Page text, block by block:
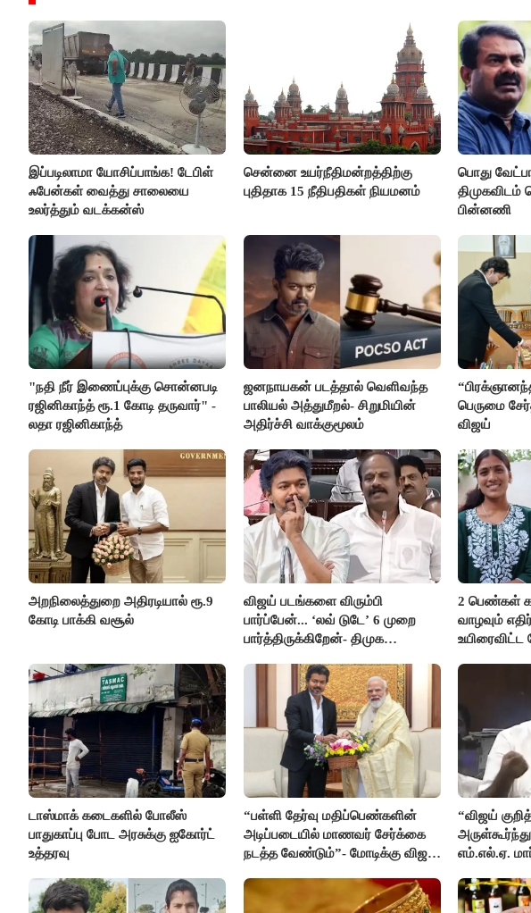
இப்படிலாமா யோசிப்பாங்க! டேபிள்
ஃபேன்கள் வைத்து சாலையை
உலர்த்தும் வடக்கன்ஸ்
சென்னை உயர்நீதிமன்றத்திற்கு
புதிதாக 15 நீதிபதிகள் நியமனம்
பொது
திமுகவிடம்
பின்னணி
"நதி நீர் இணைப்புக்கு சொன்னபடி
ரஜினிகாந்த் ரூ.1 கோடி தருவார்" -
லதா ரஜினிகாந்த்
ஜனநாயகன் படத்தால் வெளிவந்த
பாலியல் அத்துமீறல்- சிறுமியின்
அதிர்ச்சி வாக்குமூலம்
பெருமை
விஜய்
அறநிலைத்துறை அதிரடியால் ரூ.9
கோடி பாக்கி வசூல்
விஜய் படங்களை விரும்பி
பார்ப்பேன்... ‘லவ் டுடே’ 6 முறை
பார்த்திருக்கிறேன்- திமுக
2 பெண்கள்
வாழவும்
உயிரைவிட்ட
டாஸ்மாக் கடைகளில் போலீஸ்
பாதுகாப்பு போட அரசுக்கு ஐகோர்ட்
உத்தரவு
“பள்ளி தேர்வு மதிப்பெண்களின்
அடிப்படையில் மாணவர் சேர்க்கை
நடத்த வேண்டும்”- மோடிக்கு விஜய்
“விஜய்
எம்.எல்.ஏ.